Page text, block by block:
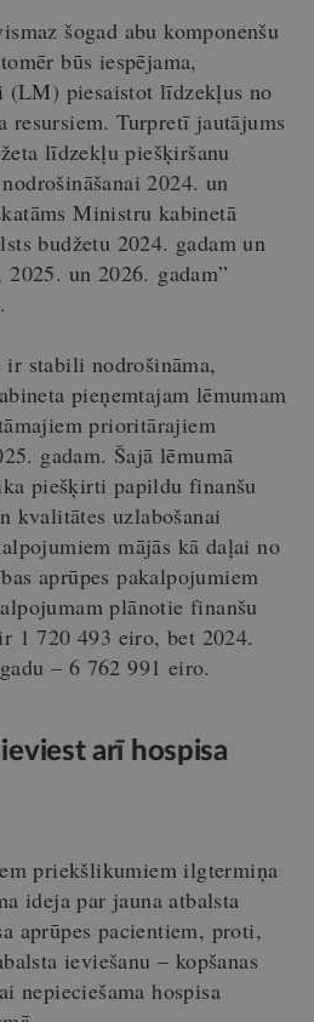
šogad abu komponenšu
būs iespējama,
piesaistot līdzekļus no
resursiem. Turpretī jautājums
līdzekļu piešķiršanu
2024. un
Ministru kabinetā
budžetu 2024. gadam un
un 2026. gadam”
ir stabili nodrošināma,
pieņemtajam lēmumam
prioritārajiem
gadam. Šajā lēmumā
piešķirti papildu finanšu
kvalitātes uzlabošanai
mājās kā daļai no
aprūpes pakalpojumiem
plānotie finanšu
1 720 493 eiro, bet 2024.
– 6 762 991 eiro.
arī hospisa
priekšlikumiem ilgtermiņa
ideja par jauna atbalsta
aprūpes pacientiem, proti,
ieviešanu – kopšanas
nepieciešama hospisa